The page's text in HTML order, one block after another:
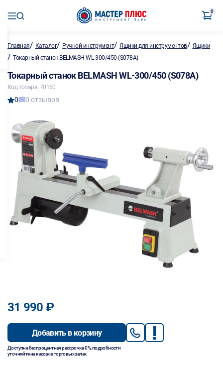
0
Главная/ Каталог/ Ручной инструмент/Ящики для инструментов/ Ящики
/ Токарный станок BELMASH WL-300/450 (S078A)
Токарный станок BELMASH WL-300/450 (S078A)
Код товара: 70150
0 0 отзывов
31 990 ₽
Добавить в корзину
Доступна беспроцентная рассрочка 0%, подробности
уточняйте на кассах в торговых залах.